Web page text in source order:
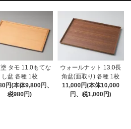
タモ 11.0もてな
し盆 各種 1枚
円(本体9,800円、
税980円)
ウォールナット 13.0長
角盆(面取り) 各種 1枚
11,000円(本体10,000
円、税1,000円)